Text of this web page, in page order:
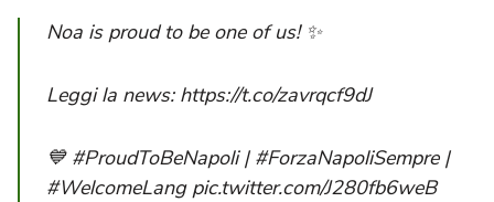
Noa is proud to be one of us! ✨
Leggi la news: https://t.co/zavrqcf9dJ
💙 #ProudToBeNapoli | #ForzaNapoliSempre |
#WelcomeLang pic.twitter.com/J280fb6weB